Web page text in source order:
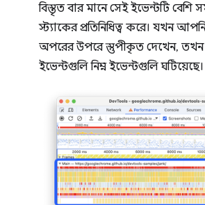
বিস্তৃত বার মানে সেই ইভেন্টটি
স্ট্যাকের প্রতিনিধিত্ব করে। যখন
অপরের উপরে স্তুপীকৃত দেখেন,
ইভেন্টগুলি নিম্ন ইভেন্টগুলি ঘটিয়েছে।